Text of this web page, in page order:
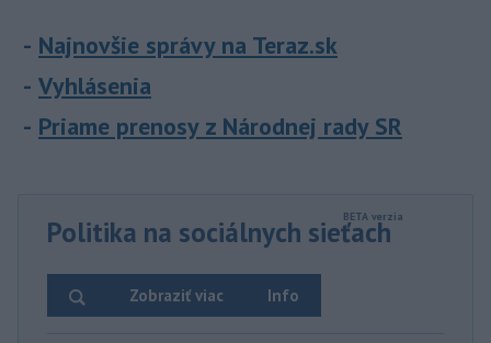
Najnovšie správy na Teraz.sk
Vyhlásenia
Priame prenosy z Národnej rady SR
Politika na sociálnych sieťach
Info
Zobraziť viac